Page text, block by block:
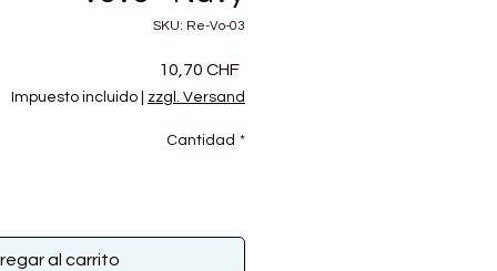
SKU: Re-Vo-03
10,70 CHFPrecio
Impuesto incluido zzgl. Versand
Cantidad *
al carrito